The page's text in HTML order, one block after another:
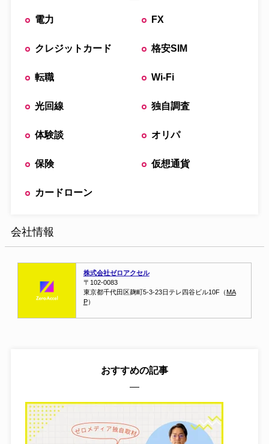
電力 FX
クレジットカード 格安SIM
転職 Wi-Fi
光回線 独自調査
体験談 オリパ
保険 仮想通貨
カードローン
会社情報
株式会社ゼロアクセル
〒102-0083
東京都千代田区麹町5-3-23日テレ四谷ビル10F（MA
P）
おすすめの記事